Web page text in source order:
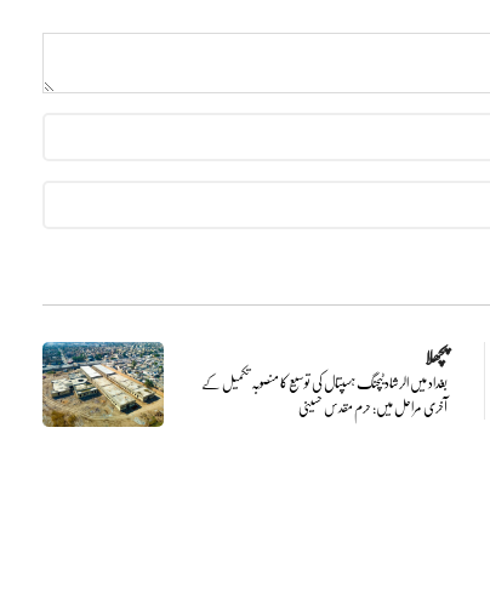
پچھلا
بغداد میں الرشاد ٹیچنگ ہسپتال کی توسیع کا منصوبہ تکمیل کے
آخری مراحل میں: حرم مقدس حسینی